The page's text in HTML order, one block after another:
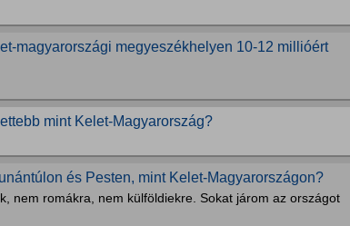
magyarországi megyeszékhelyen 10-12 millióért
mint Kelet-Magyarország?
és Pesten, mint Kelet-Magyarországon?
nem romákra, nem külföldiekre. Sokat járom az országot